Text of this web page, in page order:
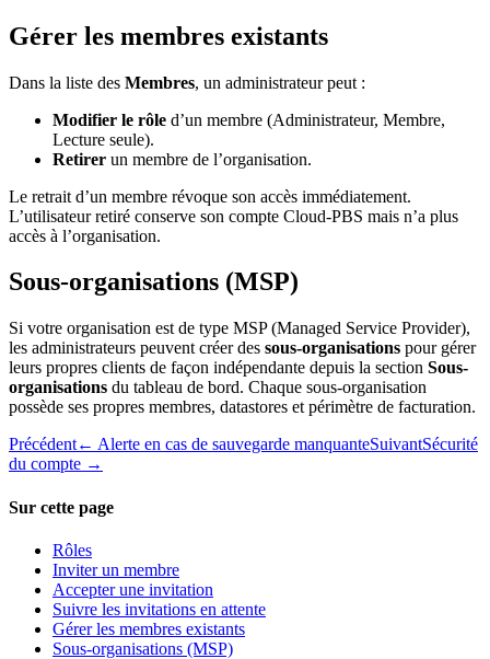
Gérer les membres existants
Dans la liste des Membres, un administrateur peut :
Modifier le rôle d’un membre (Administrateur, Membre,
Lecture seule).
Retirer un membre de l’organisation.
Le retrait d’un membre révoque son accès immédiatement.
L’utilisateur retiré conserve son compte Cloud-PBS mais n’a plus
accès à l’organisation.
Sous-organisations (MSP)
Si votre organisation est de type MSP (Managed Service Provider),
les administrateurs peuvent créer des sous-organisations pour gérer
leurs propres clients de façon indépendante depuis la section Sous-
organisations du tableau de bord. Chaque sous-organisation
possède ses propres membres, datastores et périmètre de facturation.
Précédent← Alerte en cas de sauvegarde manquanteSuivantSécurité
du compte →
Sur cette page
Rôles
Inviter un membre
Accepter une invitation
Suivre les invitations en attente
Gérer les membres existants
Sous-organisations (MSP)